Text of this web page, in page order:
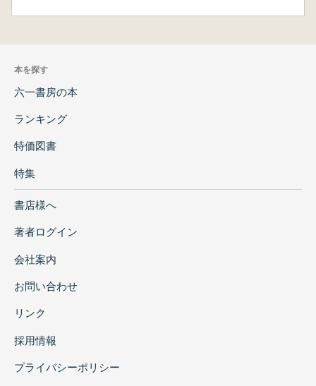
本を探す
六一書房の本
ランキング
特価図書
特集
書店様へ
著者ログイン
会社案内
お問い合わせ
リンク
採用情報
プライバシーポリシー